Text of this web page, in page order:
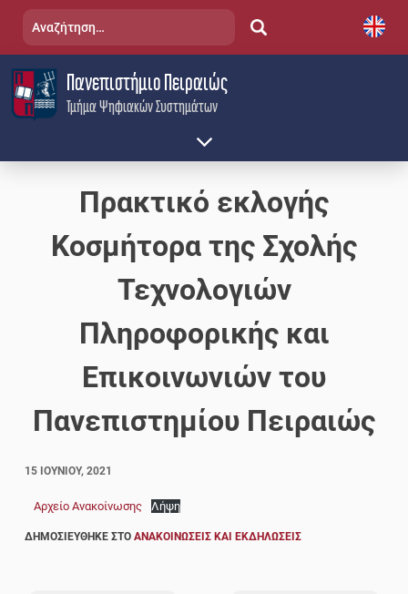
content
Τμήμα Ψηφιακών Συστημάτων
Πανεπιστήμιο Πειραιώς
Αναζήτηση
Πρακτικό εκλογής
Κοσμήτορα της Σχολής
Τεχνολογιών
Πληροφορικής και
Επικοινωνιών του
Πανεπιστημίου Πειραιώς
15 ΙΟΥΝΊΟΥ, 2021
Αρχείο Ανακοίνωσης Λήψη
ΔΗΜΟΣΙΕΎΘΗΚΕ ΣΤΟΑΝΑΚΟΙΝΏΣΕΙΣ ΚΑΙ ΕΚΔΗΛΏΣΕΙΣ